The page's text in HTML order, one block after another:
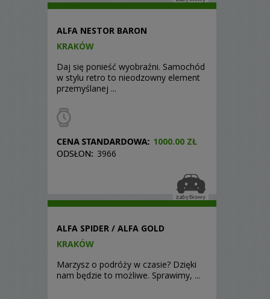
ALFA NESTOR BARON
KRAKÓW
Daj się ponieść wyobraźni. Samochód
w stylu retro to nieodzowny element
przemyślanej ...
1000.00 ZŁ
3966
ALFA SPIDER / ALFA GOLD
KRAKÓW
Marzysz o podróży w czasie? Dzięki
nam będzie to możliwe. Sprawimy, ...